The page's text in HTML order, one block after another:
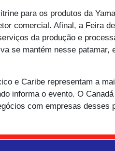
para os produtos da
comercial. Afinal, a Feira
da produção e
se mantém nesse
e Caribe representam a
informa o evento. O
com empresas